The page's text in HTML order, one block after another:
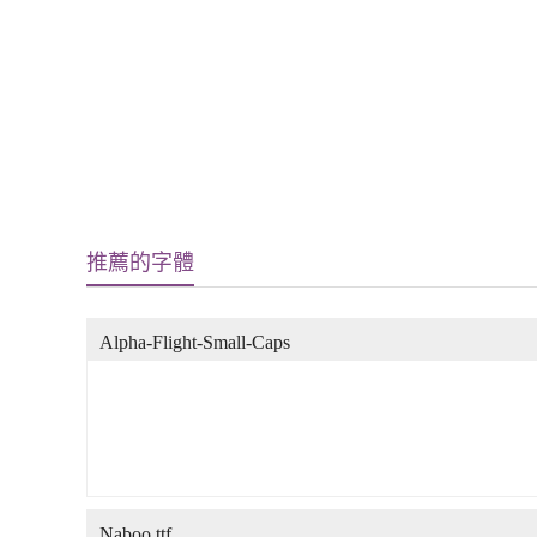
推薦的字體
Alpha-Flight-Small-Caps